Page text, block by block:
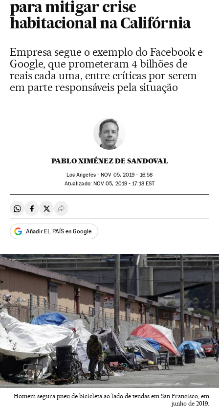
para mitigar crise
habitacional na Califórnia
Empresa segue o exemplo do Facebook e
Google, que prometeram 4 bilhões de
reais cada uma, entre críticas por serem
em parte responsáveis pela situação
PABLO XIMÉNEZ DE SANDOVAL
Los Angeles -NOV 05, 2019 - 16:58
atualizado: NOV 05, 2019 - 17:18EST
Compartir en Whatsapp
Compartir en Facebook
Compartir en Twitter
Desplegar Redes Sociales
Añadir EL PAÍS en Google
Homem segura pneu de bicicleta ao lado de tendas em San Francisco, em
junho de 2019.